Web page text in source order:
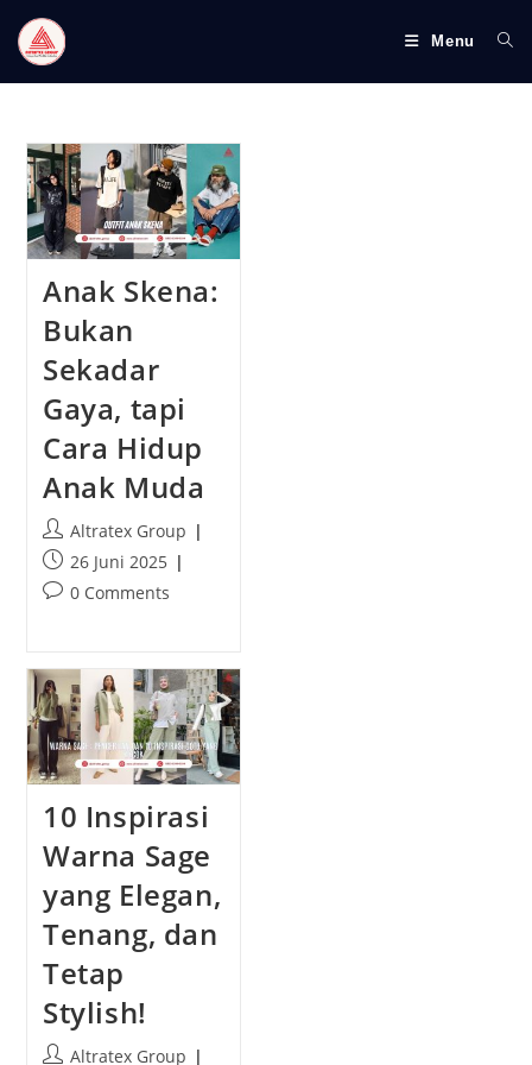
Menu
Anak Skena:
Bukan
Sekadar
Gaya, tapi
Cara Hidup
Anak Muda
P
o
s
t
t
h
o
r
:
Altratex Group
P
o
u
b
i
s
h
e
d
:
26 Juni 2025
P
t
c
o
m
m
e
n
t
s
:
0 Comments
10 Inspirasi
Warna Sage
yang Elegan,
Tenang, dan
Tetap
Stylish!
P
Altratex Group